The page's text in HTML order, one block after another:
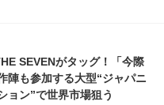
SEVENがタッグ！「今際
陣も参加する大型“ジャパニ
ョン”で世界市場狙う